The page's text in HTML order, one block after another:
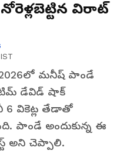
విరాట్
2026లో మనీష్ పాండే
డేవిడ్ షాక్
వికెట్ల తేడాతో
పాండే అందుకున్న ఈ
అని చెప్పాలి.